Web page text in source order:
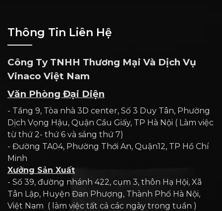
Thông Tin Liên Hệ
Công Ty TNHH Thương Mại Và Dịch Vụ
Vinaco Việt Nam
Văn Phòng Đại Diện
- Tầng 9, Tòa nhà 3D center, Số 3 Duy Tân, Phường
Dịch Vọng Hậu, Quận Cầu Giấy, TP Hà Nội ( Làm việc
từ thứ 2- thứ 6 và sáng thứ 7)
- Đường TA04, Phường Thới An, Quận12, TP Hồ Chí
Minh
Xưởng Sản Xuất
- Số 39, đường nhánh 422, cụm 3, thôn Hạ Hội, Xã
Tân Lập, Huyện Đan Phượng, Thành Phố Hà Nội,
Việt Nam ( làm việc tất cả các ngày trong tuần )